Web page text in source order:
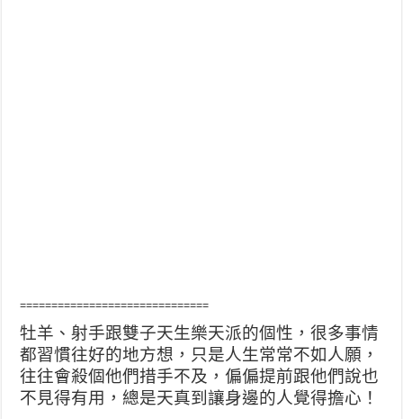
==============================
牡羊、射手跟雙子天生樂天派的個性，很多事情
都習慣往好的地方想，只是人生常常不如人願，
往往會殺個他們措手不及，偏偏提前跟他們說也
不見得有用，總是天真到讓身邊的人覺得擔心！